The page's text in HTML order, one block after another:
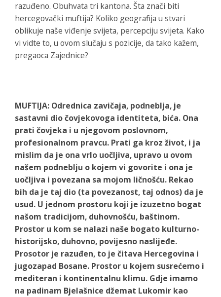
razuđeno. Obuhvata tri kantona. Šta znači biti
hercegovački muftija? Koliko geografija u stvari
oblikuje naše viđenje svijeta, percepciju svijeta. Kako
vi vidte to, u ovom slučaju s pozicije, da tako kažem,
pregaoca Zajednice?
MUFTIJA: Odrednica zavičaja, podneblja, je
sastavni dio čovjekovoga identiteta, bića. Ona
prati čovjeka i u njegovom poslovnom,
profesionalnom pravcu. Prati ga kroz život, i ja
mislim da je ona vrlo uočljiva, upravo u ovom
našem podneblju o kojem vi govorite i ona je
uočljiva i povezana sa mojom ličnošću. Rekao
bih da je taj dio (ta povezanost, taj odnos) da je
usud. U jednom prostoru koji je izuzetno bogat
našom tradicijom, duhovnošću, baštinom.
Prostor u kom se nalazi naše bogato kulturno-
historijsko, duhovno, povijesno naslijeđe.
Prosotor je razuđen, to je čitava Hercegovina i
jugozapad Bosane. Prostor u kojem susrećemo i
mediteran i kontinentalnu klimu. Gdje imamo
na padinam Bjelašnice džemat Lukomir kao